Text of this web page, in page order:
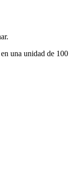
una unidad de 100